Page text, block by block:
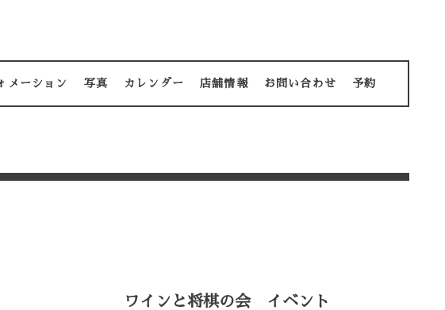
メーション 写真 カレンダー 店舗情報 お問い合わせ 予約
ワインと将棋の会 イベント